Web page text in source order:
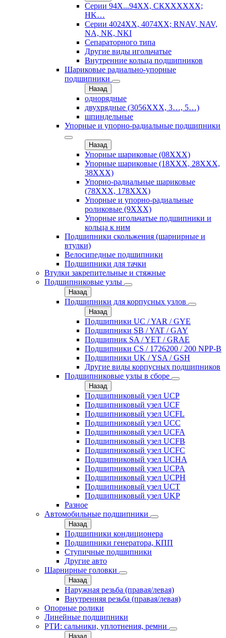
Серии 94Х...94ХХ, СКХХХХХХ;
HK…
Серии 4024ХХ, 4074ХХ; RNAV, NAV,
NA, NK, NKI
Сепараторного типа
Другие виды игольчатые
Внутренние кольца подшипников
Шариковые радиально-упорные
подшипники
Назад
однорядные
двухрядные (3056ХХХ, 3…, 5…)
шпиндельные
Упорные и упорно-радиальные подшипники
Назад
Упорные шариковые (08XXX)
Упорные шариковые (18XXX, 28XXХ,
38ХХХ)
Упорно-радиальные шариковые
(78XXX, 178ХХХ)
Упорные и упорно-радиальные
роликовые (9ХХХ)
Упорные игольчатые подшипники и
кольца к ним
Подшипники скольжения (шарнирные и
втулки)
Велосипедные подшипники
Подшипники для тачки
Втулки закрепительные и стяжные
Подшипниковые узлы
Назад
Подшипники для корпусных узлов
Назад
Подшипники UC / YAR / GYE
Подшипники SB / YAT / GAY
Подшипник SA / YET / GRAE
Подшипники CS / 1726200 / 200 NPP-B
Подшипники UK / YSA / GSH
Другие виды корпусных подшипников
Подшипниковые узлы в сборе
Назад
Подшипниковый узел UCP
Подшипниковый узел UCF
Подшипниковый узел UCFL
Подшипниковый узел UCC
Подшипниковый узел UCFA
Подшипниковый узел UCFB
Подшипниковый узел UCFC
Подшипниковый узел UCHA
Подшипниковый узел UCPA
Подшипниковый узел UCPH
Подшипниковый узел UCT
Подшипниковый узел UKP
Разное
Автомобильные подшипники
Назад
Подшипники кондиционера
Подшипники генератора, КПП
Ступичные подшипники
Другие авто
Шарнирные головки
Назад
Наружная резьба (правая/левая)
Внутренняя резьба (правая/левая)
Опорные ролики
Линейные подшипники
РТИ: сальники, уплотнения, ремни
Назад